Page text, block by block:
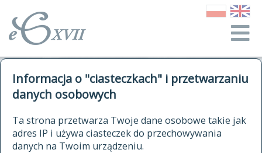
Informacja o "ciasteczkach" i przetwarzaniu
danych osobowych
Ta strona przetwarza Twoje dane osobowe takie jak
adres IP i używa ciasteczek do przechowywania
danych na Twoim urządzeniu.
autorzy Słownika
historia
publikacje
źródła
kwerendy
jak cytować Słownik
ELEKTRONICZNY SŁOWNIK
JĘZYKA POLSKIEGO